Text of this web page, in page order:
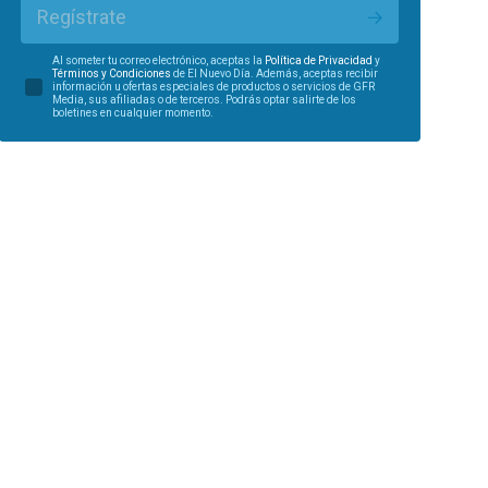
Regístrate
Al someter tu correo electrónico, aceptas la Política de Privacidad y
Términos y Condiciones de El Nuevo Día. Además, aceptas recibir
información u ofertas especiales de productos o servicios de GFR
Media, sus afiliadas o de terceros. Podrás optar salirte de los
boletines en cualquier momento.